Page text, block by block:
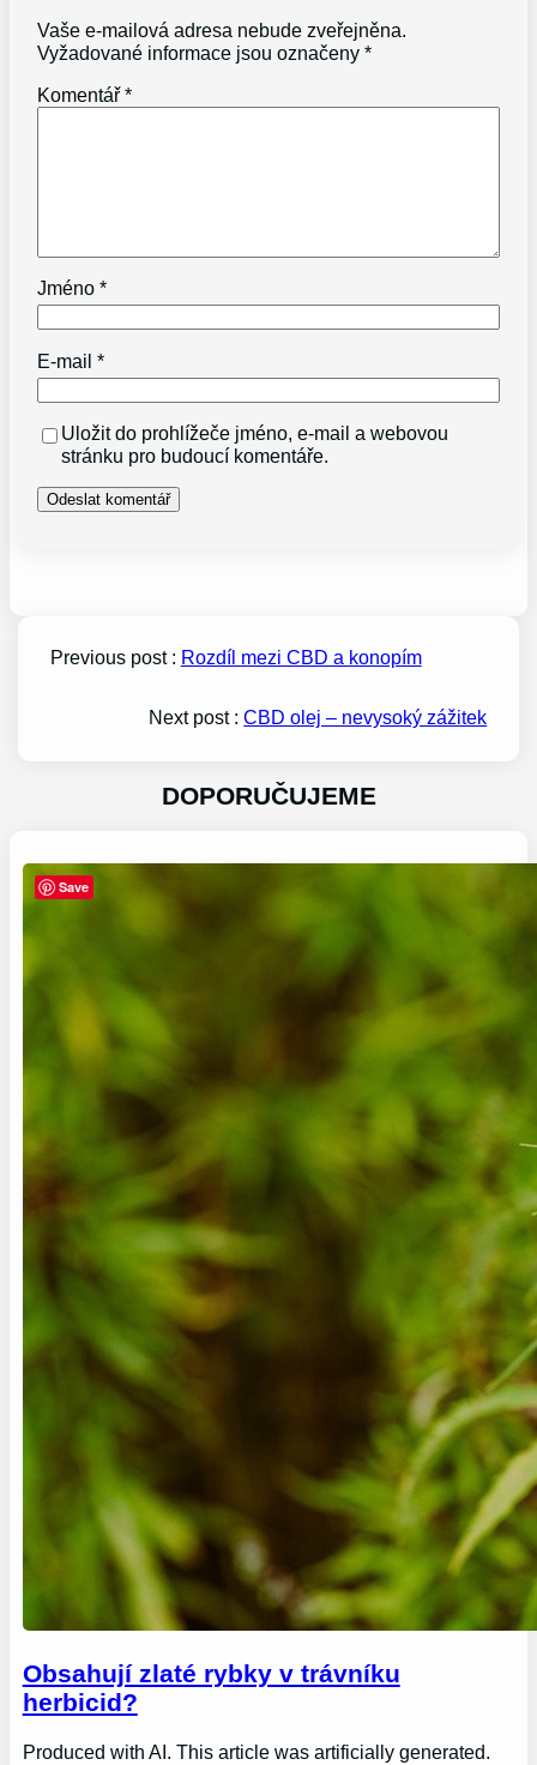
Vaše e-mailová adresa nebude zveřejněna.
Vyžadované informace jsou označeny*
Komentář*
Jméno*
E-mail*
Uložit do prohlížeče jméno, e-mail a webovou
stránku pro budoucí komentáře.
Previous post : Rozdíl mezi CBD a konopím
Next post :CBD olej – nevysoký zážitek
DOPORUČUJEME
Obsahují zlaté rybky v trávníku
herbicid?
Produced with AI. This article was artificially generated.
Save